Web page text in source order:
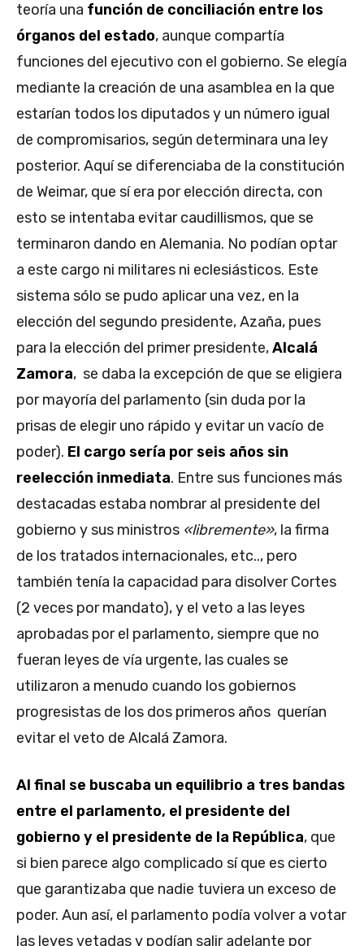
teoría una función de conciliación entre los
órganos del estado, aunque compartía
funciones del ejecutivo con el gobierno. Se elegía
mediante la creación de una asamblea en la que
estarían todos los diputados y un número igual
de compromisarios, según determinara una ley
posterior. Aquí se diferenciaba de la constitución
de Weimar, que sí era por elección directa, con
esto se intentaba evitar caudillismos, que se
terminaron dando en Alemania. No podían optar
a este cargo ni militares ni eclesiásticos. Este
sistema sólo se pudo aplicar una vez, en la
elección del segundo presidente, Azaña, pues
para la elección del primer presidente,Alcalá
Zamora, se daba la excepción de que se eligiera
por mayoría del parlamento (sin duda por la
prisas de elegir uno rápido y evitar un vacío de
poder). El cargo sería por seis años sin
reelección inmediata. Entre sus funciones más
destacadas estaba nombrar al presidente del
gobierno y sus ministros «libremente», la firma
de los tratados internacionales, etc.., pero
también tenía la capacidad para disolver Cortes
(2 veces por mandato), y el veto a las leyes
aprobadas por el parlamento, siempre que no
fueran leyes de vía urgente, las cuales se
utilizaron a menudo cuando los gobiernos
progresistas de los dos primeros años querían
evitar el veto de Alcalá Zamora.
Al final se buscaba un equilibrio a tres bandas
entre el parlamento, el presidente del
gobierno y el presidente de la República, que
si bien parece algo complicado sí que es cierto
que garantizaba que nadie tuviera un exceso de
poder. Aun así, el parlamento podía volver a votar
las leyes vetadas y podían salir adelante por